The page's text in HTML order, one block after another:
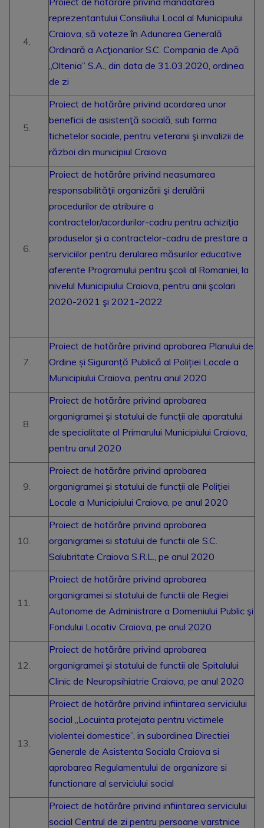
reprezentantului Consiliului Local al Municipiului
Craiova, să voteze în Adunarea Generală
Ordinară a Acţionarilor S.C. Compania de Apă
„Oltenia” S.A., din data de 31.03.2020, ordinea
de zi
Proiect de hotărâre privind acordarea unor
beneficii de asistenţă socială, sub forma
tichetelor sociale, pentru veteranii şi invalizii de
război din municipiul Craiova
Proiect de hotărâre privind neasumarea
responsabilităţii organizării şi derulării
procedurilor de atribuire a
contractelor/acordurilor-cadru pentru achiziţia
produselor şi a contractelor-cadru de prestare a
serviciilor pentru derularea măsurilor educative
aferente Programului pentru şcoli al Romaniei, la
nivelul Municipiului Craiova, pentru anii şcolari
2020-2021 şi 2021-2022
Proiect de hotărâre privind aprobarea Planului de
Ordine și Siguranță Publică al Poliției Locale a
Municipiului Craiova, pentru anul 2020
Proiect de hotărâre privind aprobarea
organigramei și statului de funcții ale aparatului
de specialitate al Primarului Municipiului Craiova,
pentru anul 2020
Proiect de hotărâre privind aprobarea
organigramei și statului de funcții ale Poliției
Locale a Municipiului Craiova, pe anul 2020
Proiect de hotărâre privind aprobarea
organigramei si statului de functii ale S.C.
Salubritate Craiova S.R.L., pe anul 2020
Proiect de hotărâre privind aprobarea
organigramei si statului de functii ale Regiei
Autonome de Administrare a Domeniului Public şi
Fondului Locativ Craiova, pe anul 2020
Proiect de hotărâre privind aprobarea
organigramei și statului de functii ale Spitalului
Clinic de Neuropsihiatrie Craiova, pe anul 2020
Proiect de hotărâre privind infiintarea serviciului
social „Locuinta protejata pentru victimele
violentei domestice”, in subordinea Directiei
Generale de Asistenta Sociala Craiova si
aprobarea Regulamentului de organizare si
functionare al serviciului social
Proiect de hotărâre privind infiintarea serviciului
social Centrul de zi pentru persoane varstnice